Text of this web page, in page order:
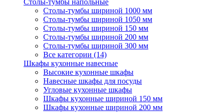
Столы-тумбы напольные
Столы-тумбы шириной 1000 мм
Столы-тумбы шириной 1050 мм
Столы-тумбы шириной 150 мм
Столы-тумбы шириной 200 мм
Столы-тумбы шириной 300 мм
Все категории (14)
Шкафы кухонные навесные
Высокие кухонные шкафы
Навесные шкафы для посуды
Угловые кухонные шкафы
Шкафы кухонные шириной 150 мм
Шкафы кухонные шириной 200 мм